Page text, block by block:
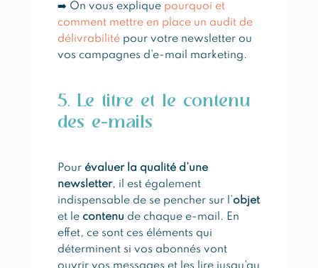
➡️ On vous explique pourquoi et
comment mettre en place un audit de
délivrabilitépour votre newsletter ou
vos campagnes d’e-mail marketing.
5. Le titre et le contenu
des e-mails
Pour évaluer la qualité d’une
newsletter, il est également
indispensable de se pencher sur l’objet
et le contenu de chaque e-mail. En
effet, ce sont ces éléments qui
déterminent si vos abonnés vont